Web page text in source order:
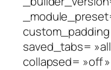
saved_tabs=
collapsed= »off